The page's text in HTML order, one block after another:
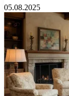
05.08.2025